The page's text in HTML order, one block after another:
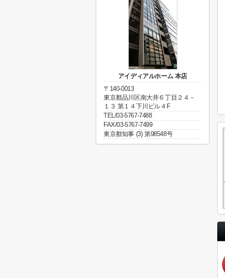
アイディアルホーム 本店
〒140-0013
東京都品川区南大井６丁目２４－
１３ 第１４下川ビル４F
TEL/03-5767-7488
FAX/03-5767-7499
東京都知事 (3) 第98548号